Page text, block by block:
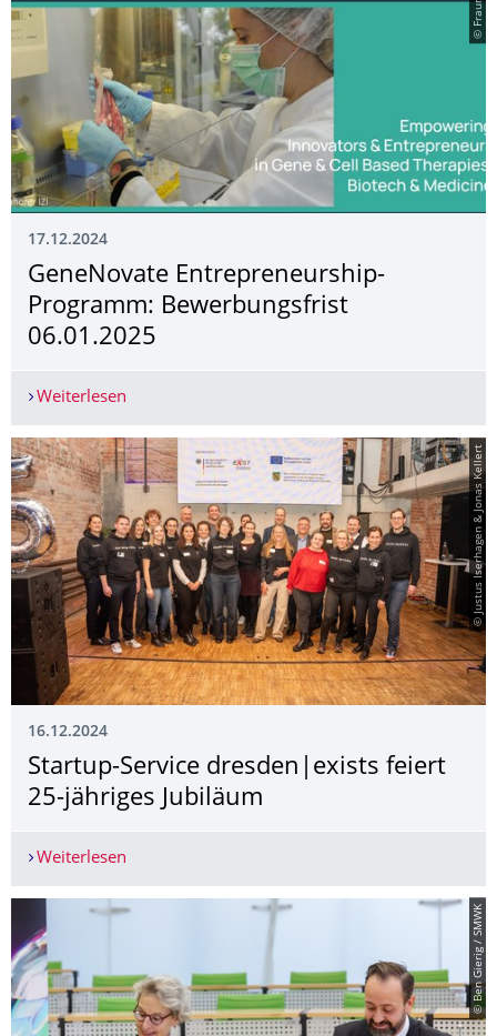
17.12.2024
GeneNovate Entrepreneurship-
Programm: Bewerbungsfrist
06.01.2025
Weiterlesen
© Justus Iserhagen & Jonas Kellert
16.12.2024
Startup-Service dresden|exists feiert
25-jähriges Jubiläum
Weiterlesen
© Ben Gierig / SMWK